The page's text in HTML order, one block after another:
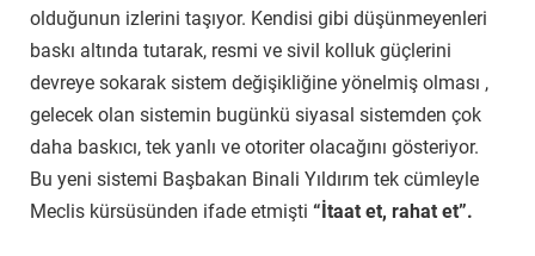
olduğunun izlerini taşıyor. Kendisi gibi düşünmeyenleri
baskı altında tutarak, resmi ve sivil kolluk güçlerini
devreye sokarak sistem değişikliğine yönelmiş olması ,
gelecek olan sistemin bugünkü siyasal sistemden çok
daha baskıcı, tek yanlı ve otoriter olacağını gösteriyor.
Bu yeni sistemi Başbakan Binali Yıldırım tek cümleyle
Meclis kürsüsünden ifade etmişti “İtaat et, rahat et”.